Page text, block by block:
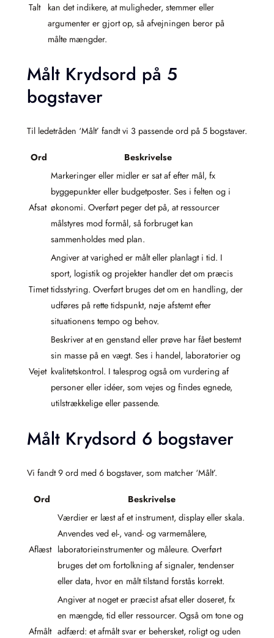
Talt
kan det indikere, at muligheder, stemmer eller
argumenter er gjort op, så afvejningen beror på
målte mængder.
Målt Krydsord på 5
bogstaver
Til ledetråden ‘Målt’ fandt vi 3 passende ord på 5 bogstaver.
Ord Beskrivelse
Afsat
Markeringer eller midler er sat af efter mål, fx
byggepunkter eller budgetposter. Ses i felten og i
økonomi. Overført peger det på, at ressourcer
målstyres mod formål, så forbruget kan
sammenholdes med plan.
Timet
Angiver at varighed er målt eller planlagt i tid. I
sport, logistik og projekter handler det om præcis
tidsstyring. Overført bruges det om en handling, der
udføres på rette tidspunkt, nøje afstemt efter
situationens tempo og behov.
Vejet
Beskriver at en genstand eller prøve har fået bestemt
sin masse på en vægt. Ses i handel, laboratorier og
kvalitetskontrol. I talesprog også om vurdering af
personer eller idéer, som vejes og findes egnede,
utilstrækkelige eller passende.
Målt Krydsord 6 bogstaver
Vi fandt 9 ord med 6 bogstaver, som matcher ‘Målt’.
Ord Beskrivelse
Aflæst
Værdier er læst af et instrument, display eller skala.
Anvendes ved el-, vand- og varmemålere,
laboratorieinstrumenter og måleure. Overført
bruges det om fortolkning af signaler, tendenser
eller data, hvor en målt tilstand forstås korrekt.
Afmålt
Angiver at noget er præcist afsat eller doseret, fx
en mængde, tid eller ressourcer. Også om tone og
adfærd: et afmålt svar er behersket, roligt og uden